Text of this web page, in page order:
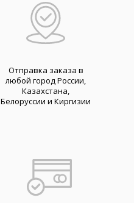
Отправка заказа в
любой город России,
Казахстана,
Белоруссии и Киргизии